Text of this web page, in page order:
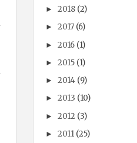
►2018 (2)
►2017 (6)
►2016 (1)
►2015 (1)
►2014 (9)
►2013 (10)
►2012 (3)
►2011 (25)